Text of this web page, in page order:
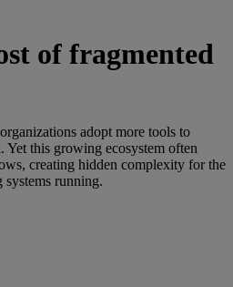
of fragmented
adopt more tools to
this growing ecosystem often
creating hidden complexity for the
systems running.